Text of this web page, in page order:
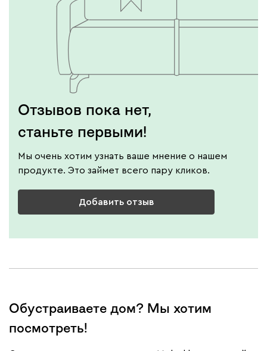
Отзывов пока нет,
станьте первыми!
Мы очень хотим узнать ваше мнение о нашем
продукте. Это займет всего пару кликов.
Добавить отзыв
Обустраиваете дом? Мы хотим
посмотреть!